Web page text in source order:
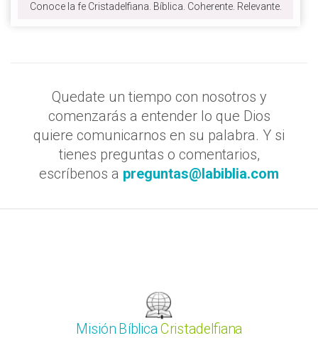
Conoce la fe Cristadelfiana. Bíblica. Coherente. Relevante.
Quedate un tiempo con nosotros y
comenzarás a entender lo que Dios
quiere comunicarnos en su palabra. Y si
tienes preguntas o comentarios,
escríbenos a preguntas@labiblia.com
Misión BíblicaCristadelfiana